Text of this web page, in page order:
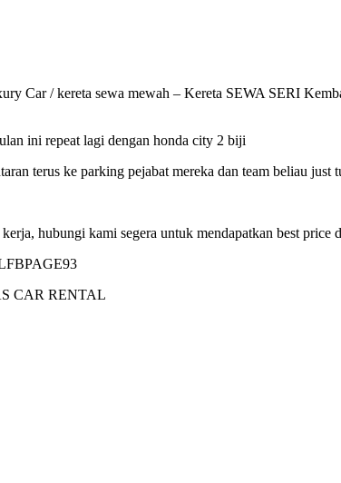
/ kereta sewa mewah – Kereta SEWA SERI
ini repeat lagi dengan honda city 2 biji
terus ke parking pejabat mereka dan team beliau just
hubungi kami segera untuk mendapatkan best
CAR RENTAL